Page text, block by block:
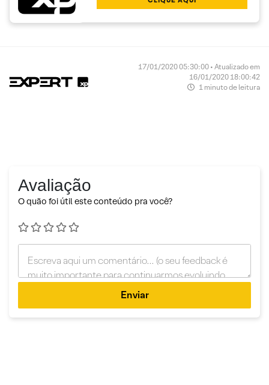
17/01/2020 05:30:00 • Atualizado em
16/01/2020 18:00:42
1 minuto de leitura
Avaliação
O quão foi útil este conteúdo pra você?
Enviar